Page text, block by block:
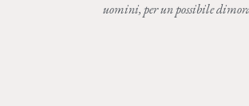
uomini, per un possibile